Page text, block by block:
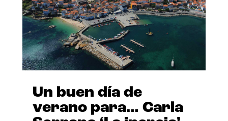
Un buen día de
verano para… Carla